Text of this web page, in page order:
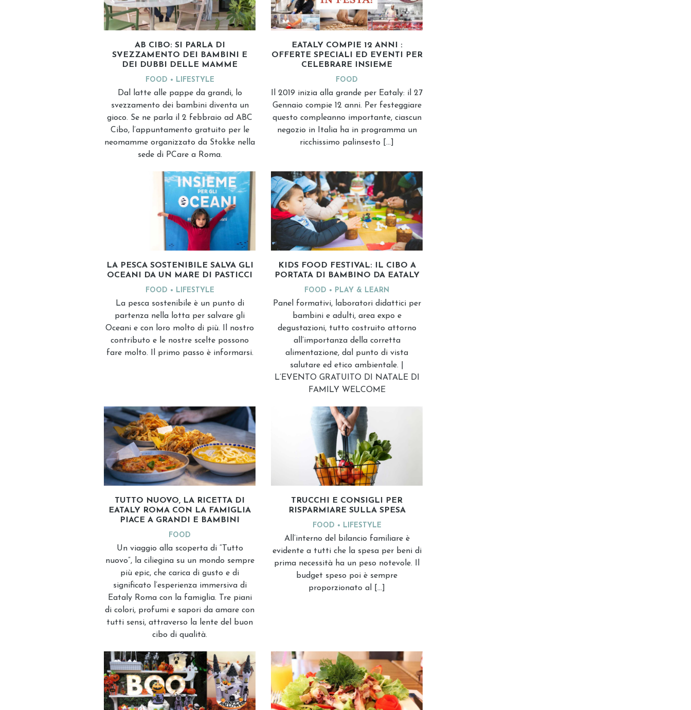
AB CIBO: SI PARLA DI
SVEZZAMENTO DEI BAMBINI E
DEI DUBBI DELLE MAMME
FOOD LIFESTYLE
Dal latte alle pappe da grandi, lo
svezzamento dei bambini diventa un
gioco. Se ne parla il 2 febbraio ad ABC
Cibo, l’appuntamento gratuito per le
neomamme organizzato da Stokke nella
sede di PCare a Roma.
EATALY COMPIE 12 ANNI :
OFFERTE SPECIALI ED EVENTI PER
CELEBRARE INSIEME
FOOD
Il 2019 inizia alla grande per Eataly: il 27
Gennaio compie 12 anni. Per festeggiare
questo compleanno importante, ciascun
negozio in Italia ha in programma un
ricchissimo palinsesto […]
LA PESCA SOSTENIBILE SALVA GLI
OCEANI DA UN MARE DI PASTICCI
FOOD LIFESTYLE
La pesca sostenibile è un punto di
partenza nella lotta per salvare gli
Oceani e con loro molto di più. Il nostro
contributo e le nostre scelte possono
fare molto. Il primo passo è informarsi.
KIDS FOOD FESTIVAL: IL CIBO A
PORTATA DI BAMBINO DA EATALY
FOOD PLAY & LEARN
Panel formativi, laboratori didattici per
bambini e adulti, area expo e
degustazioni, tutto costruito attorno
all’importanza della corretta
alimentazione, dal punto di vista
salutare ed etico ambientale. |
L’EVENTO GRATUITO DI NATALE DI
FAMILY WELCOME
TUTTO NUOVO, LA RICETTA DI
EATALY ROMA CON LA FAMIGLIA
PIACE A GRANDI E BAMBINI
FOOD
Un viaggio alla scoperta di “Tutto
nuovo”, la ciliegina su un mondo sempre
più epic, che carica di gusto e di
significato l’esperienza immersiva di
Eataly Roma con la famiglia. Tre piani
di colori, profumi e sapori da amare con
tutti sensi, attraverso la lente del buon
cibo di qualità.
TRUCCHI E CONSIGLI PER
RISPARMIARE SULLA SPESA
FOOD LIFESTYLE
All’interno del bilancio familiare è
evidente a tutti che la spesa per beni di
prima necessità ha un peso notevole. Il
budget speso poi è sempre
proporzionato al […]